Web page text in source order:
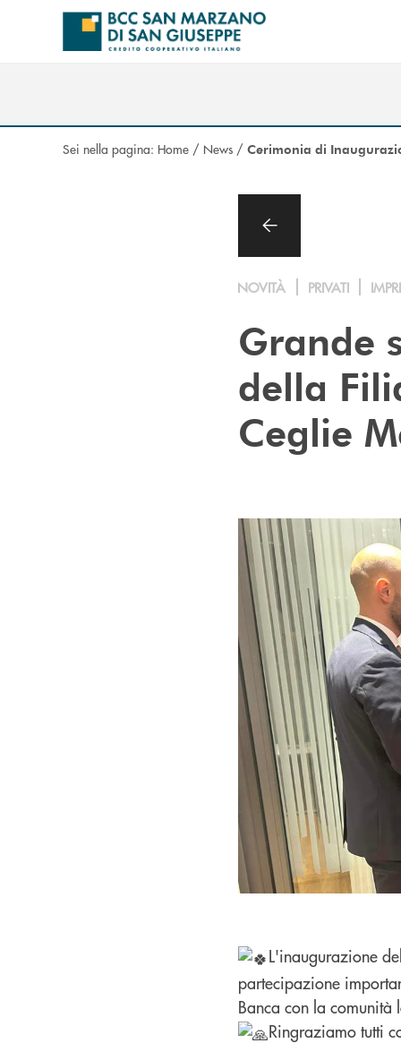
Salta al contenuto principale
Sei nella pagina: Home / News / Cerimonia di
NOVITÀ PRIVATI
Grande
della
Ceglie
L'inaugurazione
partecipazione
Banca con la comunità
Ringraziamo tutti